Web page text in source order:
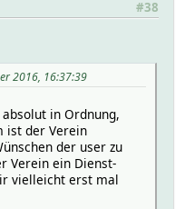
#38
2016, 16:37:39
in Ordnung,
ist der Verein
der user zu
Verein ein Dienst-
vielleicht erst mal